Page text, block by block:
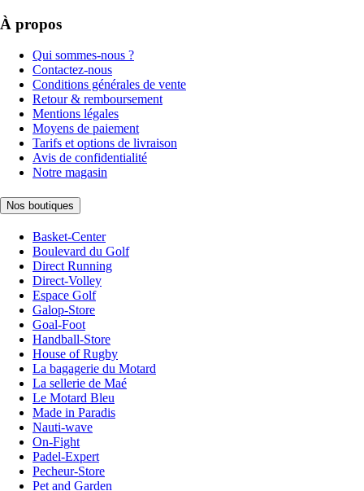
À propos
Qui sommes-nous ?
Contactez-nous
Conditions générales de vente
Retour & remboursement
Mentions légales
Moyens de paiement
Tarifs et options de livraison
Avis de confidentialité
Notre magasin
Nos boutiques
Basket-Center
Boulevard du Golf
Direct Running
Direct-Volley
Espace Golf
Galop-Store
Goal-Foot
Handball-Store
House of Rugby
La bagagerie du Motard
La sellerie de Maé
Le Motard Bleu
Made in Paradis
Nauti-wave
On-Fight
Padel-Expert
Pecheur-Store
Pet and Garden